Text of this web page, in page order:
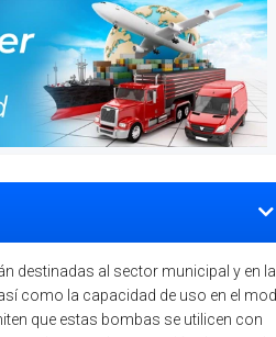
destinadas al sector municipal y en la
como la capacidad de uso en el
que estas bombas se utilicen con